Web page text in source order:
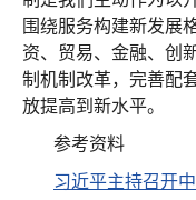
围绕服务构建新发展
资、贸易、金融、创
制机制改革，完善配
放提高到新水平。
参考资料
习近平主持召开